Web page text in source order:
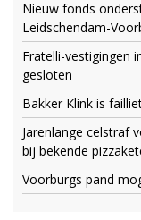
Nieuw fonds
Leidschendam-
Fratelli-vestigingen
gesloten
Bakker Klink is
Jarenlange celstraf
bij bekende
Voorburgs pand